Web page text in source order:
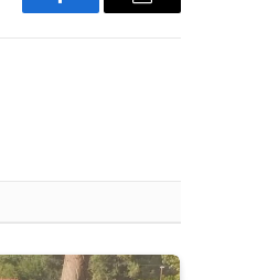
Facebook Email